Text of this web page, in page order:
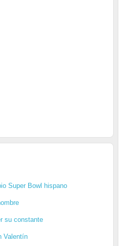
Super Bowl hispano
su constante
Valentín